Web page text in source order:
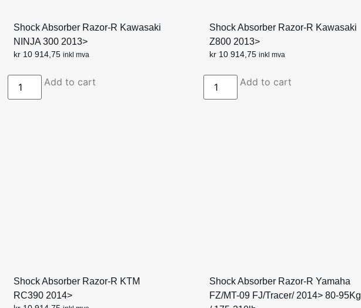
Shock Absorber Razor-R Kawasaki
NINJA 300 2013>
kr 10 914,75 inkl mva
Add to cart
Shock Absorber Razor-R Kawasaki
Z800 2013>
kr10 914,75 inkl mva
Add to cart
Shock Absorber Razor-R KTM
RC390 2014>
Shock Absorber Razor-R Yamaha
FZ/MT-09 FJ/Tracer/ 2014> 80-95Kg